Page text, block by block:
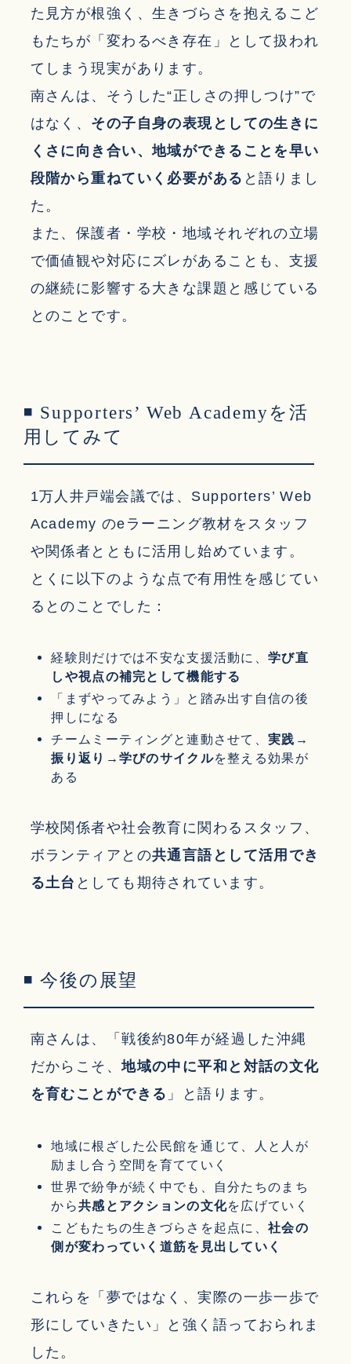
た見方が根強く、生きづらさを抱えるこど
もたちが「変わるべき存在」として扱われ
てしまう現実があります。
南さんは、そうした“正しさの押しつけ”で
はなく、 その子自身の表現としての生きに
くさに向き合い、地域ができることを早い
段階から重ねていく必要がある と語りまし
た。
また、保護者・学校・地域それぞれの立場
で価値観や対応にズレがあることも、支援
の継続に影響する大きな課題と感じている
とのことです。
◾ Supporters’ Web Academyを活
用してみて
1万人井戸端会議では、Supporters’ Web
Academy のeラーニング教材をスタッフ
や関係者とともに活用し始めています。
とくに以下のような点で有用性を感じてい
るとのことでした：
経験則だけでは不安な支援活動に、学び直
しや視点の補完として機能する
「まずやってみよう」と踏み出す自信の後
押しになる
チームミーティングと連動させて、実践→
振り返り→学びのサイクルを整える効果が
ある
学校関係者や社会教育に関わるスタッフ、
ボランティアとの共通言語として活用でき
る土台 としても期待されています。
◾ 今後の展望
南さんは、「戦後約80年が経過した沖縄
だからこそ、地域の中に平和と対話の文化
を育むことができる 」と語ります。
地域に根ざした公民館を通じて、人と人が
励まし合う空間を育てていく
世界で紛争が続く中でも、自分たちのまち
から共感とアクションの文化を広げていく
こどもたちの生きづらさを起点に、社会の
側が変わっていく道筋を見出していく
これらを「夢ではなく、実際の一歩一歩で
形にしていきたい」と強く語っておられま
した。